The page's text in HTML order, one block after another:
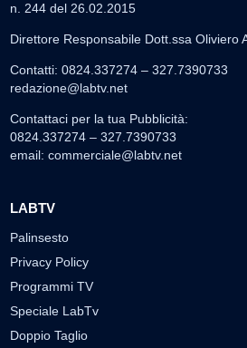
n. 244 del 26.02.2015
Direttore Responsabile Dott.ssa Oliviero
Contatti: 0824.337274 – 327.7390733
redazione@labtv.net
Contattaci per la tua Pubblicità:
0824.337274 – 327.7390733
email: commerciale@labtv.net
LABTV
Palinsesto
Privacy Policy
Programmi TV
Speciale LabTv
Doppio Taglio